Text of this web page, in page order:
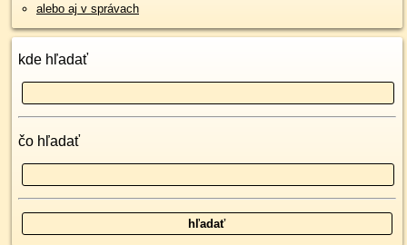
alebo aj v správach
kde hľadať
čo hľadať